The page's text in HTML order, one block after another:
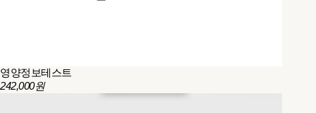
영양정보테스트
242,000원